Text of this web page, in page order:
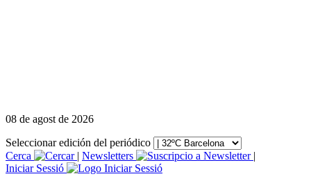
08 de agost de 2026
Seleccionar edición del periódico
Cerca
| Newsletters
|
Iniciar Sessió